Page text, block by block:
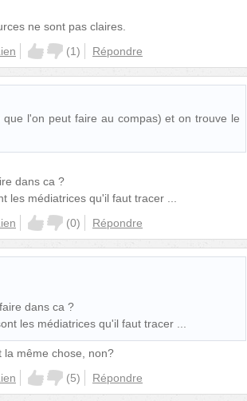
ne sont pas claires.
(1) Répondre
l'on peut faire au compas) et on trouve le
dans ca ?
les médiatrices qu'il faut tracer ...
(0) Répondre
dans ca ?
les médiatrices qu'il faut tracer ...
la même chose, non?
(5) Répondre